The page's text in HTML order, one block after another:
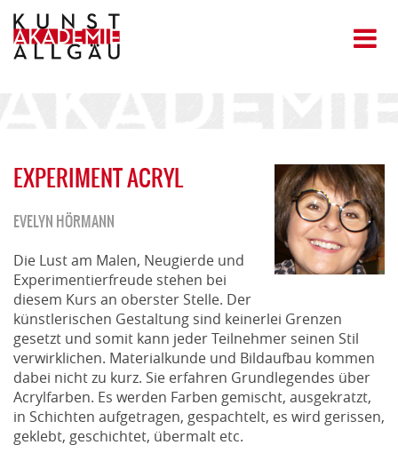
EXPERIMENT ACRYL
EVELYN HÖRMANN
Die Lust am Malen, Neugierde und
Experimentierfreude stehen bei
diesem Kurs an oberster Stelle. Der
künstlerischen Gestaltung sind keinerlei Grenzen
gesetzt und somit kann jeder Teilnehmer seinen Stil
verwirklichen. Materialkunde und Bildaufbau kommen
dabei nicht zu kurz. Sie erfahren Grundlegendes über
Acrylfarben. Es werden Farben gemischt, ausgekratzt,
in Schichten aufgetragen, gespachtelt, es wird gerissen,
geklebt, geschichtet, übermalt etc.